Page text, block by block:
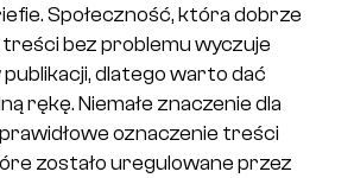
Społeczność, która dobrze
bez problemu wyczuje
dlatego warto dać
rękę. Niemałe znaczenie dla
oznaczenie treści
zostało uregulowane przez